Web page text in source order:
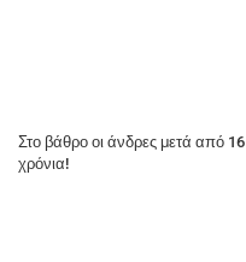
Στο βάθρο οι άνδρες μετά από 16
χρόνια!